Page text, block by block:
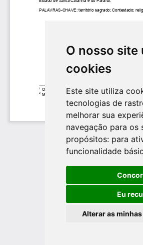
O nosso site
cookies
Este site utiliza
tecnologias de
melhorar sua
navegação para os
propósitos: para
funcionalidade
Eu
Alterar as